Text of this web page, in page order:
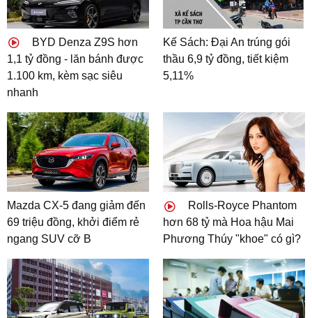
BYD Denza Z9S hơn
1,1 tỷ đồng - lăn bánh được
1.100 km, kèm sạc siêu
nhanh
Kế Sách: Đại An trúng gói
thầu 6,9 tỷ đồng, tiết kiệm
5,11%
Mazda CX-5 đang giảm đến
69 triệu đồng, khởi điểm rẻ
ngang SUV cỡ B
Rolls-Royce Phantom
hơn 68 tỷ mà Hoa hậu Mai
Phương Thúy "khoe" có gì?